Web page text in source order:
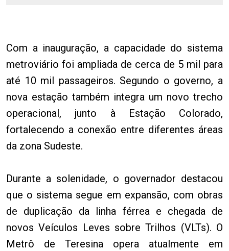
Com a inauguração, a capacidade do sistema
metroviário foi ampliada de cerca de 5 mil para
até 10 mil passageiros. Segundo o governo, a
nova estação também integra um novo trecho
operacional, junto à Estação Colorado,
fortalecendo a conexão entre diferentes áreas
da zona Sudeste.
Durante a solenidade, o governador destacou
que o sistema segue em expansão, com obras
de duplicação da linha férrea e chegada de
novos Veículos Leves sobre Trilhos (VLTs). O
Metrô de Teresina opera atualmente em